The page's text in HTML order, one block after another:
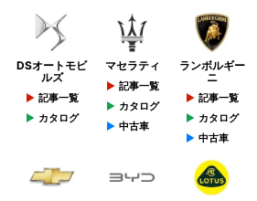
DSオートモビ
ルズ
記事一覧
カタログ
マセラティ
記事一覧
カタログ
中古車
ランボルギー
ニ
記事一覧
カタログ
中古車